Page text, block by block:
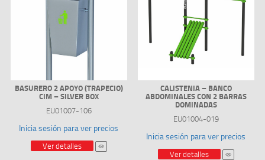
BASURERO 2 APOYO (TRAPECIO)
CIM – SILVER BOX
EU01007-106
Inicia sesión para ver precios
Ver detalles
CALISTENIA – BANCO
ABDOMINALES CON 2 BARRAS
DOMINADAS
EU01004-019
Inicia sesión para ver precios
Ver detalles